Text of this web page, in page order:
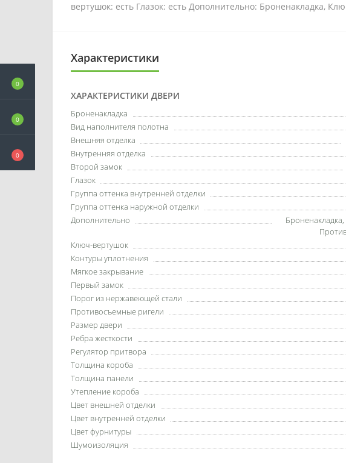
0
0
0
вертушок: есть Глазок: есть Дополнительно: Броненакладка,
Характеристики
ХАРАКТЕРИСТИКИ ДВЕРИ
Броненакладка
Вид наполнителя полотна
Внешняя отделка
Внутренняя отделка
Второй замок
Глазок
Группа оттенка внутренней отделки
Группа оттенка наружной отделки
Дополнительно
Ключ-вертушок
Контуры уплотнения
Мягкое закрывание
Первый замок
Порог из нержавеющей стали
Противосъемные ригели
Размер двери
Ребра жесткости
Регулятор притвора
Толщина короба
Толщина панели
Утепление короба
Цвет внешней отделки
Цвет внутренней отделки
Цвет фурнитуры
Шумоизоляция